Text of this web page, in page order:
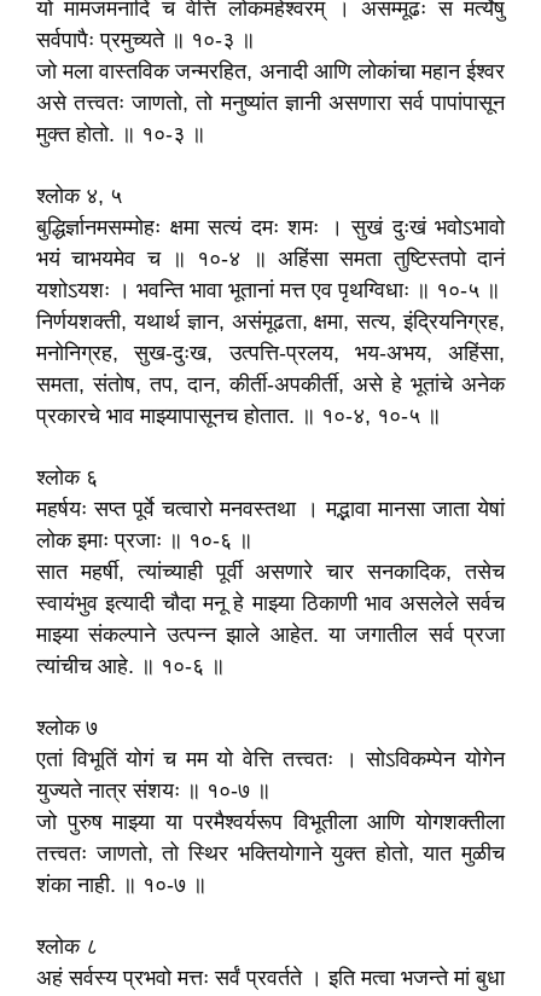
यो मामजमनादिं च वेत्ति लोकमहेश्वरम्‌ । असम्मूढः स मर्त्येषु
सर्वपापैः प्रमुच्यते ॥ १०-३ ॥
जो मला वास्तविक जन्मरहित, अनादी आणि लोकांचा महान ईश्वर
असे तत्त्वतः जाणतो, तो मनुष्यांत ज्ञानी असणारा सर्व पापांपासून
मुक्त होतो. ॥ १०-३ ॥
श्लोक ४, ५
बुद्धिर्ज्ञानमसम्मोहः क्षमा सत्यं दमः शमः । सुखं दुःखं भवोऽभावो
भयं चाभयमेव च ॥ १०-४ ॥ अहिंसा समता तुष्टिस्तपो दानं
यशोऽयशः । भवन्ति भावा भूतानां मत्त एव पृथग्विधाः ॥ १०-५ ॥
निर्णयशक्ती, यथार्थ ज्ञान, असंमूढता, क्षमा, सत्य, इंद्रियनिग्रह,
मनोनिग्रह, सुख-दुःख, उत्पत्ति-प्रलय, भय-अभय, अहिंसा,
समता, संतोष, तप, दान, कीर्ती-अपकीर्ती, असे हे भूतांचे अनेक
प्रकारचे भाव माझ्यापासूनच होतात. ॥ १०-४, १०-५ ॥
श्लोक ६
महर्षयः सप्त पूर्वे चत्वारो मनवस्तथा । मद्भावा मानसा जाता येषां
लोक इमाः प्रजाः ॥ १०-६ ॥
सात महर्षी, त्यांच्याही पूर्वी असणारे चार सनकादिक, तसेच
स्वायंभुव इत्यादी चौदा मनू हे माझ्या ठिकाणी भाव असलेले सर्वच
माझ्या संकल्पाने उत्पन्न झाले आहेत. या जगातील सर्व प्रजा
त्यांचीच आहे. ॥ १०-६ ॥
श्लोक ७
एतां विभूतिं योगं च मम यो वेत्ति तत्त्वतः । सोऽविकम्पेन योगेन
युज्यते नात्र संशयः ॥ १०-७ ॥
जो पुरुष माझ्या या परमैश्वर्यरूप विभूतीला आणि योगशक्तीला
तत्त्वतः जाणतो, तो स्थिर भक्तियोगाने युक्त होतो, यात मुळीच
शंका नाही. ॥ १०-७ ॥
श्लोक ८
अहं सर्वस्य प्रभवो मत्तः सर्वं प्रवर्तते । इति मत्वा भजन्ते मां बुधा